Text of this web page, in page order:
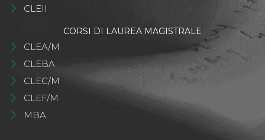
CLEII
CORSI DI LAUREA MAGISTRALE
CLEA/M
CLEBA
CLEC/M
CLEF/M
MBA